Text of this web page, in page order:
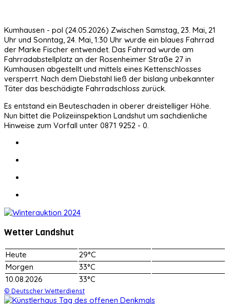
Kumhausen - pol (24.05.2026) Zwischen Samstag, 23. Mai, 21
Uhr und Sonntag, 24. Mai, 1:30 Uhr wurde ein blaues Fahrrad
der Marke Fischer entwendet. Das Fahrrad wurde am
Fahrradabstellplatz an der Rosenheimer Straße 27 in
Kumhausen abgestellt und mittels eines Kettenschlosses
versperrt. Nach dem Diebstahl ließ der bislang unbekannter
Täter das beschädigte Fahrradschloss zurück.
Es entstand ein Beuteschaden in oberer dreistelliger Höhe.
Nun bittet die Polizeiinspektion Landshut um sachdienliche
Hinweise zum Vorfall unter 0871 9252 - 0.
Wetter Landshut
Heute
29°C
Morgen
33°C
10.08.2026
33°C
© Deutscher Wetterdienst